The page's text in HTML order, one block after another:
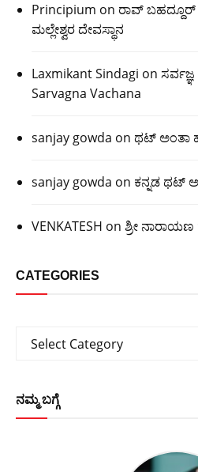
Principium on ರಾವ್ ಬಹದ್ದೂರ್
ಮಲ್ಲೇಶ್ವರ ದೇವಸ್ಥಾನ
Laxmikant Sindagi on
Sarvagna Vachana
sanjay gowda on ಥಟ್ ಅಂತಾ
sanjay gowda on ಕನ್ನಡ ಥಟ್
VENKATESH on ಶ್ರೀ
CATEGORIES
Categories
Select Category
ನಮ್ಮ ಬಗ್ಗೆ